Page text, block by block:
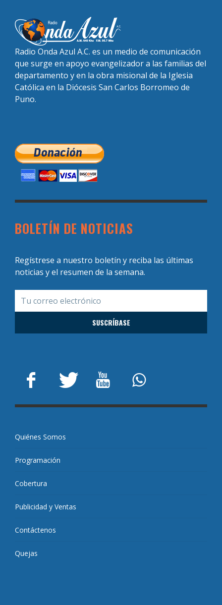
Radio Onda Azul A.C. es un medio de comunicación
que surge en apoyo evangelizador a las familias del
departamento y en la obra misional de la Iglesia
Católica en la Diócesis San Carlos Borromeo de
Puno.
BOLETÍN DE NOTICIAS
Regístrese a nuestro boletín y reciba las últimas
noticias y el resumen de la semana.
Quiénes Somos
Programación
Cobertura
Publicidad y Ventas
Contáctenos
Quejas